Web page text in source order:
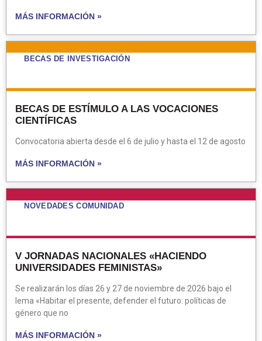
MÁS INFORMACIÓN »
BECAS DE INVESTIGACIÓN
BECAS DE ESTÍMULO A LAS VOCACIONES
CIENTÍFICAS
Convocatoria abierta desde el 6 de julio y hasta el 12 de agosto
MÁS INFORMACIÓN »
NOVEDADES COMUNIDAD
V JORNADAS NACIONALES «HACIENDO
UNIVERSIDADES FEMINISTAS»
Se realizarán los días 26 y 27 de noviembre de 2026 bajo el
lema «Habitar el presente, defender el futuro: políticas de
género que no
MÁS INFORMACIÓN »